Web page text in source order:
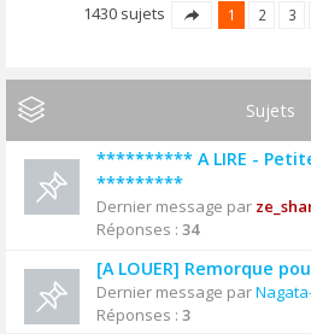
1430 sujets 1 2 3
Sujets
********** A LIRE -
*********
Dernier message par
Réponses : 34
[A LOUER] Remorque
Dernier message par
Réponses : 3